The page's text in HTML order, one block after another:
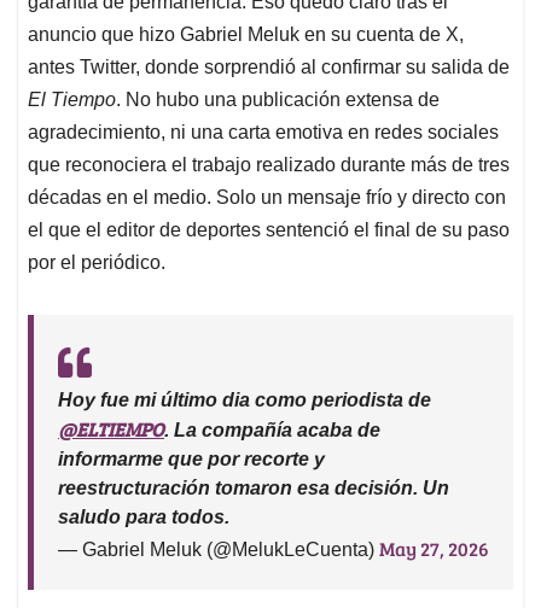
p
k
n
anuncio que hizo Gabriel Meluk en su cuenta de X,
antes Twitter, donde sorprendió al confirmar su salida de
El Tiempo. No hubo una publicación extensa de
agradecimiento, ni una carta emotiva en redes sociales
que reconociera el trabajo realizado durante más de tres
décadas en el medio. Solo un mensaje frío y directo con
el que el editor de deportes sentenció el final de su paso
por el periódico.
Hoy fue mi último dia como periodista de
@ELTIEMPO. La compañía acaba de
informarme que por recorte y
reestructuración tomaron esa decisión. Un
saludo para todos.
— Gabriel Meluk (@MelukLeCuenta) May 27, 2026